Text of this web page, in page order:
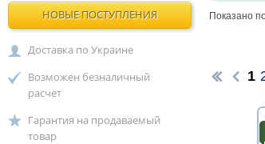
Показано
1
НОВЫЕ ПОСТУПЛЕНИЯ
Доставка по Украине
Возможен безналичный
расчет
Гарантия на продаваемый
товар